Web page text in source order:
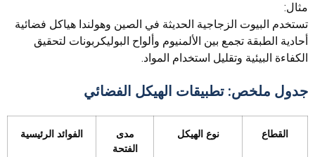
مثال:
تستخدم البيوت الزجاجية الحديثة في الصين وهولندا هياكل فضائية
أحادية الطبقة تجمع بين الألمنيوم وألواح البوليكربونات لتحقيق
الكفاءة البيئية وتقليل استخدام المواد.
جدول ملخص: تطبيقات الهيكل الفضائي
القطاع نوع الهيكل
مدى
الفتحة
الفوائد الرئيسية